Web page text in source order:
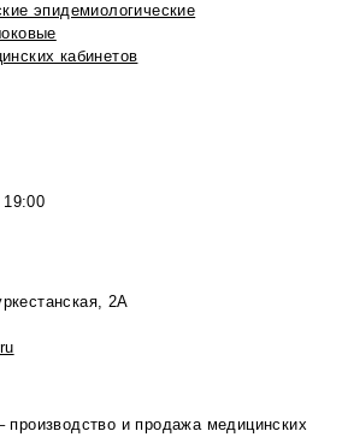
эпидемиологические
кабинетов
2А
производство и продажа медицинских